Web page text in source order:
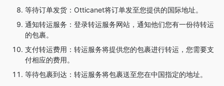
等待订单发货：Otticanet将订单发至您提供的国际地址。
通知转运服务：登录转运服务网站，通知他们您有一份待转运
的包裹。
支付转运费用：转运服务将提供您的包裹进行转运，您需要支
付相应的费用。
等待包裹到达：转运服务将包裹送至您在中国指定的地址。